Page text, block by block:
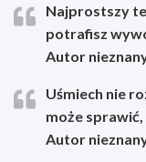
Najprostszy
potrafisz
Autor
Uśmiech nie
może sprawić,
Autor